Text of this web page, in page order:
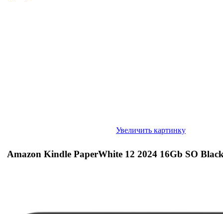
Увеличить картинку
Amazon Kindle PaperWhite 12 2024 16Gb SO